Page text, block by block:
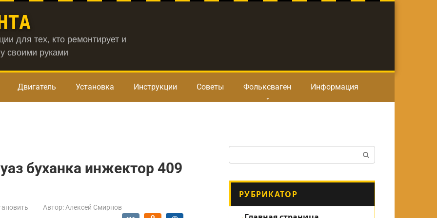
для тех, кто ремонтирует и
своими руками
Двигатель Установка Инструкции Советы Фольксваген Информация
буханка инжектор 409
Автор: Алексей Смирнов
РУБРИКАТОР